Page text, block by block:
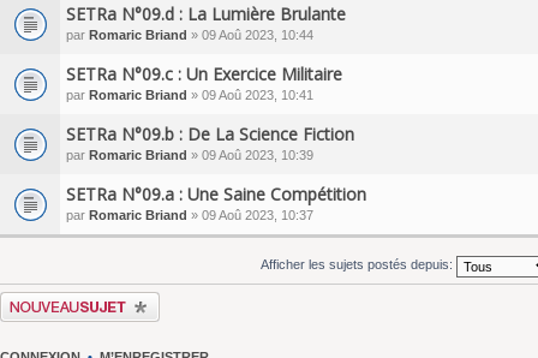
SETRa N°09.d : La Lumière Brulante
par Romaric Briand » 09 Aoû 2023, 10:44
SETRa N°09.c : Un Exercice Militaire
par Romaric Briand » 09 Aoû 2023, 10:41
SETRa N°09.b : De La Science Fiction
par Romaric Briand » 09 Aoû 2023, 10:39
SETRa N°09.a : Une Saine Compétition
par Romaric Briand » 09 Aoû 2023, 10:37
Afficher les sujets postés depuis:
Écrire un nouveau sujet